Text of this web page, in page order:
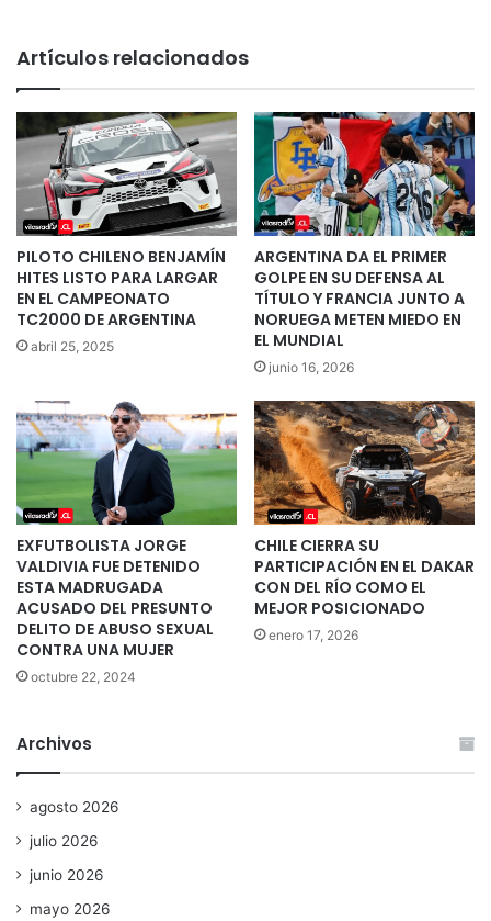
Artículos relacionados
PILOTO CHILENO BENJAMÍN
HITES LISTO PARA LARGAR
EN EL CAMPEONATO
TC2000 DE ARGENTINA
abril 25, 2025
ARGENTINA DA EL PRIMER
GOLPE EN SU DEFENSA AL
TÍTULO Y FRANCIA JUNTO A
NORUEGA METEN MIEDO EN
EL MUNDIAL
junio 16, 2026
EXFUTBOLISTA JORGE
VALDIVIA FUE DETENIDO
ESTA MADRUGADA
ACUSADO DEL PRESUNTO
DELITO DE ABUSO SEXUAL
CONTRA UNA MUJER
octubre 22, 2024
CHILE CIERRA SU
PARTICIPACIÓN EN EL DAKAR
CON DEL RÍO COMO EL
MEJOR POSICIONADO
enero 17, 2026
Archivos
agosto 2026
julio 2026
junio 2026
mayo 2026